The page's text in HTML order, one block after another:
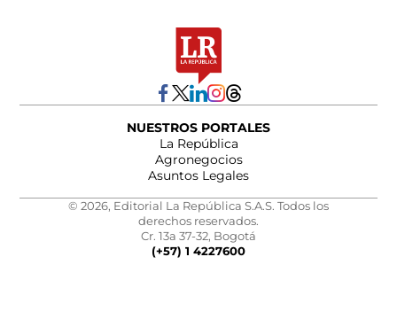
NUESTROS PORTALES
La República
Agronegocios
Asuntos Legales
© 2026, Editorial La República S.A.S. Todos los
derechos reservados.
Cr. 13a 37-32, Bogotá
(+57) 1 4227600